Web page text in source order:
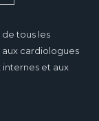
tous les
cardiologues
internes et aux